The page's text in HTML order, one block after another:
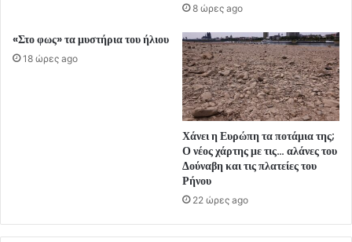
8 ώρες ago
«Στο φως» τα μυστήρια του ήλιου
18 ώρες ago
Χάνει η Ευρώπη τα ποτάμια της;
Ο νέος χάρτης με τις… αλάνες του
Δούναβη και τις πλατείες του
Ρήνου
22 ώρες ago